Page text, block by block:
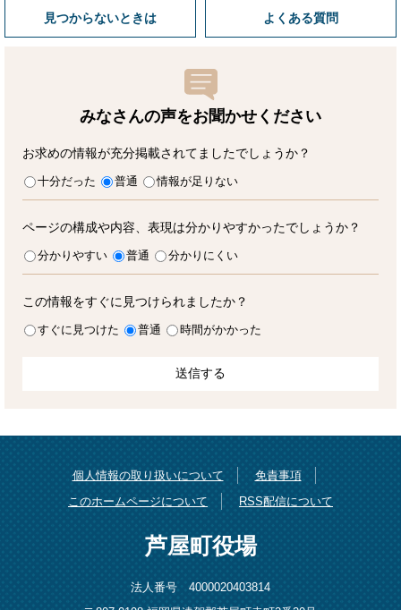
見つからないときは よくある質問
みなさんの声をお聞かせ ください
お求めの情報が充分掲載されてましたでしょうか？
十分だった 普通 情報が足りない
ページの構成や内容、表現は分かりやすかったでしょうか？
分かりやすい 普通 分かりにくい
この情報をすぐに見つけられましたか？
すぐに見つけた 普通 時間がかかった
個人情報の取り扱いについて
免責事項
このホームページについて
RSS配信について
芦屋町役場
法人番号 4000020403814